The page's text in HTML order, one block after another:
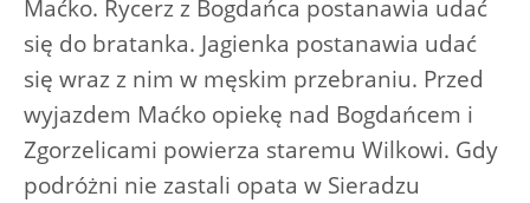
Maćko. Rycerz z Bogdańca postanawia udać
się do bratanka. Jagienka postanawia udać
się wraz z nim w męskim przebraniu. Przed
wyjazdem Maćko opiekę nad Bogdańcem i
Zgorzelicami powierza staremu Wilkowi. Gdy
podróżni nie zastali opata w Sieradzu